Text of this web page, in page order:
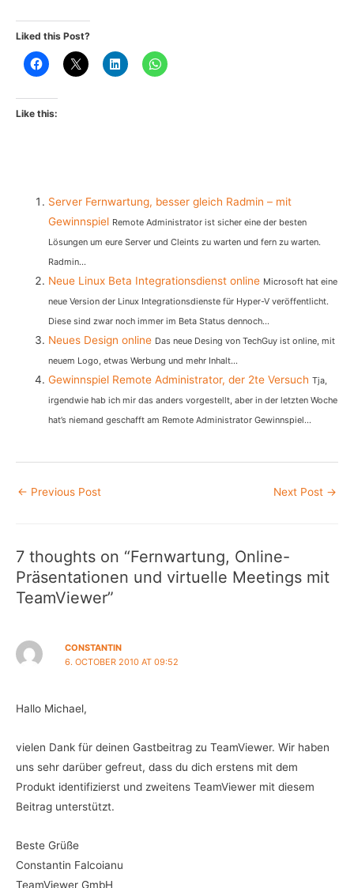
Liked this Post?
Like this:
Server Fernwartung, besser gleich Radmin – mit
Gewinnspiel Remote Administrator ist sicher eine der besten
Lösungen um eure Server und Cleints zu warten und fern zu warten.
Radmin...
Neue Linux Beta Integrationsdienst online Microsoft hat eine
neue Version der Linux Integrationsdienste für Hyper-V veröffentlicht.
Diese sind zwar noch immer im Beta Status dennoch...
Neues Design online Das neue Desing von TechGuy ist online, mit
neuem Logo, etwas Werbung und mehr Inhalt...
Gewinnspiel Remote Administrator, der 2te Versuch Tja,
irgendwie hab ich mir das anders vorgestellt, aber in der letzten Woche
hat’s niemand geschafft am Remote Administrator Gewinnspiel...
Post
← Previous Post Next Post →
7 thoughts on “Fernwartung, Online-
Präsentationen und virtuelle Meetings mit
TeamViewer”
CONSTANTIN
6. OCTOBER 2010 AT 09:52
Hallo Michael,
vielen Dank für deinen Gastbeitrag zu TeamViewer. Wir haben
uns sehr darüber gefreut, dass du dich erstens mit dem
Produkt identifizierst und zweitens TeamViewer mit diesem
Beitrag unterstützt.
Beste Grüße
Constantin Falcoianu
TeamViewer GmbH